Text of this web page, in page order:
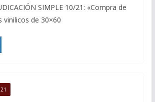
SIMPLE 10/21: «Compra de
vinilicos de 30×60